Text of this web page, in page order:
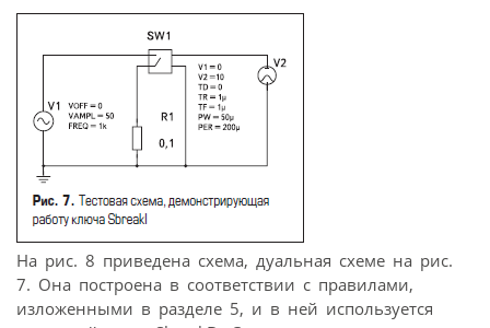
На рис. 8 приведена схема, дуальная схеме на рис.
7. Она построена в соответствии с правилами,
изложенными в разделе 5, и в ней используется